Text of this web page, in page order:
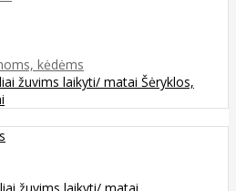
kėdėms
žuvims laikyti/ matai Šėryklos,
žuvims laikyti/ matai